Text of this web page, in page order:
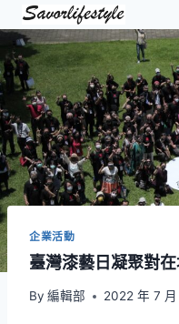
Skip
to
content
企業活動
臺灣漆藝日凝聚對
By 編輯部 2022 年 7 月